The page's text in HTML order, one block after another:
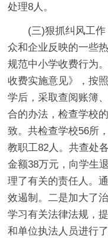
处理8人。
(三)狠抓纠风工
众和企业反映的一些
规范中小学收费行为
收费实施意见》，按
学后，采取查阅账簿
合的办法，检查学校
致。共检查学校56所
教职工82人。共查处
金额38万元，向学生
理了有关的责任人。
效遏制。二是加大了
学习有关法律法规，
和单位执法人员进行